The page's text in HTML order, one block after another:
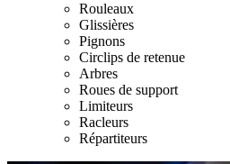
Rouleaux
Glissières
Pignons
Circlips de retenue
Arbres
Roues de support
Limiteurs
Racleurs
Répartiteurs